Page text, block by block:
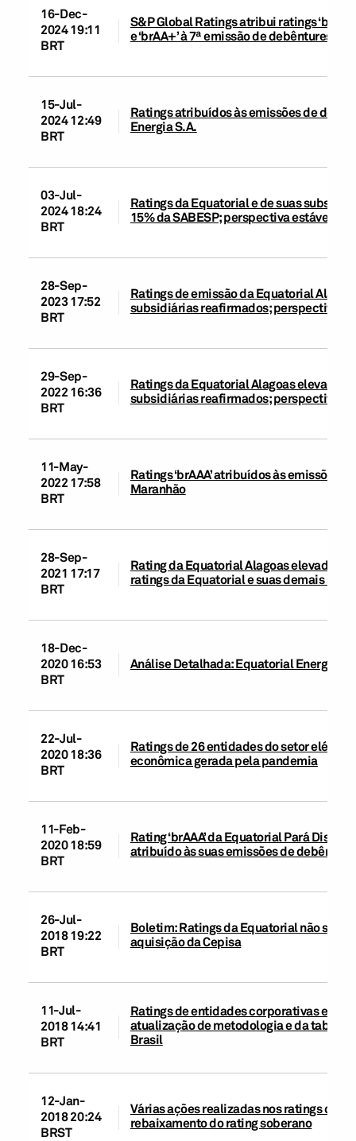
16-Dec-
2024 19:11
BRT
S&P Global Ratings atribui ratings
e ‘brAA+’ à 7ª emissão de debêntures
15-Jul-
2024 12:49
BRT
Ratings atribuídos às emissões de
Energia S.A.
03-Jul-
2024 18:24
BRT
Ratings da Equatorial e de suas
15% da SABESP; perspectiva estável
28-Sep-
2023 17:52
BRT
Ratings de emissão da Equatorial
subsidiárias reafirmados; perspectiva
29-Sep-
2022 16:36
BRT
Ratings da Equatorial Alagoas elevados
subsidiárias reafirmados; perspectiva
11-May-
2022 17:58
BRT
Ratings ‘brAAA’ atribuídos às emissões
Maranhão
28-Sep-
2021 17:17
BRT
Rating da Equatorial Alagoas elevado
ratings da Equatorial e suas demais
18-Dec-
2020 16:53
BRT
Análise Detalhada: Equatorial Energia
22-Jul-
2020 18:36
BRT
Ratings de 26 entidades do setor
econômica gerada pela pandemia
11-Feb-
2020 18:59
BRT
Rating ‘brAAA’ da Equatorial Pará
atribuído às suas emissões de
26-Jul-
2018 19:22
BRT
Boletim: Ratings da Equatorial não são
aquisição da Cepisa
11-Jul-
2018 14:41
BRT
Ratings de entidades corporativas e de
atualização de metodologia e da tabela
Brasil
12-Jan-
2018 20:24
BRST
Várias ações realizadas nos ratings das
rebaixamento do rating soberano